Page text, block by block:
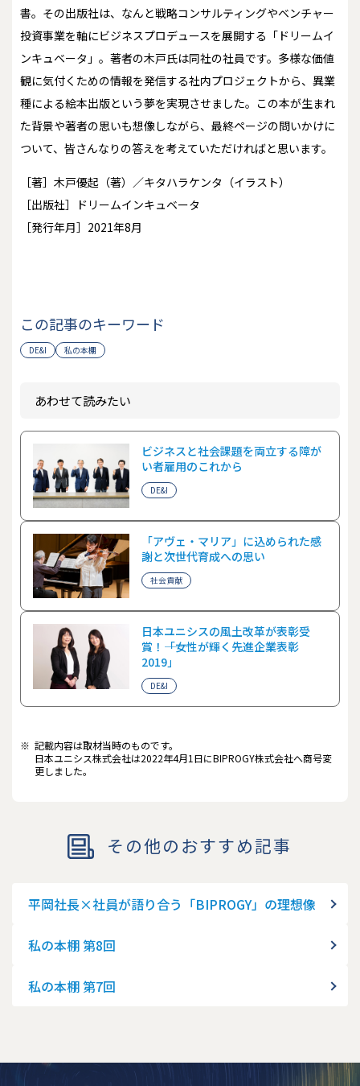
書。その出版社は、なんと戦略コンサルティングやベンチャー
投資事業を軸にビジネスプロデュースを展開する「ドリームイ
ンキュベータ」。著者の木戸氏は同社の社員です。多様な価値
観に気付くための情報を発信する社内プロジェクトから、異業
種による絵本出版という夢を実現させました。この本が生まれ
た背景や著者の思いも想像しながら、最終ページの問いかけに
ついて、皆さんなりの答えを考えていただければと思います。
［著］木戸優起（著）／キタハラケンタ（イラスト）
［出版社］ドリームインキュベータ
［発行年月］2021年8月
この記事のキーワード
DE&I 私の本棚
あわせて読みたい
ビジネスと社会課題を両立する障が
い者雇用のこれから
DE&I
「アヴェ・マリア」に込められた感
謝と次世代育成への思い
社会貢献
日本ユニシスの風土改革が表彰受
賞！――「女性が輝く先進企業表彰
2019」
DE&I
※ 記載内容は取材当時のものです。
日本ユニシス株式会社は2022年4月1日にBIPROGY株式会社へ商号変
更しました。
その他のおすすめ記事
平岡社長×社員が語り合う「BIPROGY」の理想像
私の本棚 第8回
私の本棚 第7回